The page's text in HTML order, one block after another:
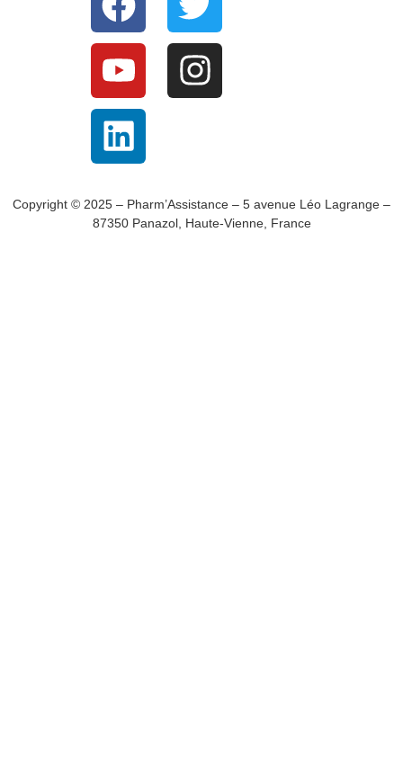
Copyright © 2025 – Pharm’Assistance – 5 avenue Léo Lagrange –
87350 Panazol, Haute-Vienne, France